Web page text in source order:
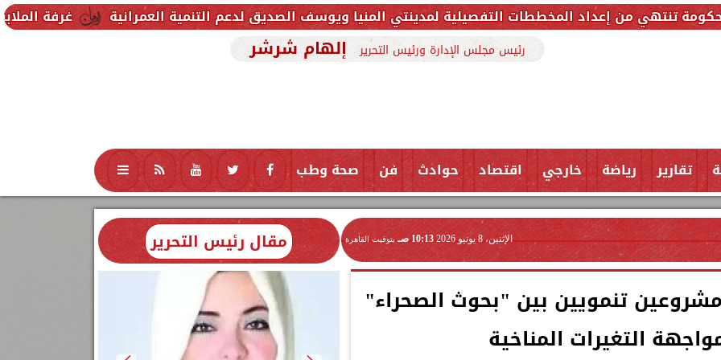
غرفة الملابس الجاهزة: حجم الصناعة في مصر يتجاوز 1.15 المخططات التفصيلية لمدينتي المنيا ويوسف الصديق لدعم التنمية العمرانية
رئيس مجلس الإدارة ورئيس التحرير إلهام شرشر
تقارير رياضة خارجي اقتصاد حوادث فن صحة وطب تكنولوجيا منوعات محافظات
الإثنين، 8 يونيو 2026 10:13 صـ بتوقيت القاهرة
تنمويين بين "بحوث الصحراء"
التغيرات المناخية
مقال رئيس التحرير